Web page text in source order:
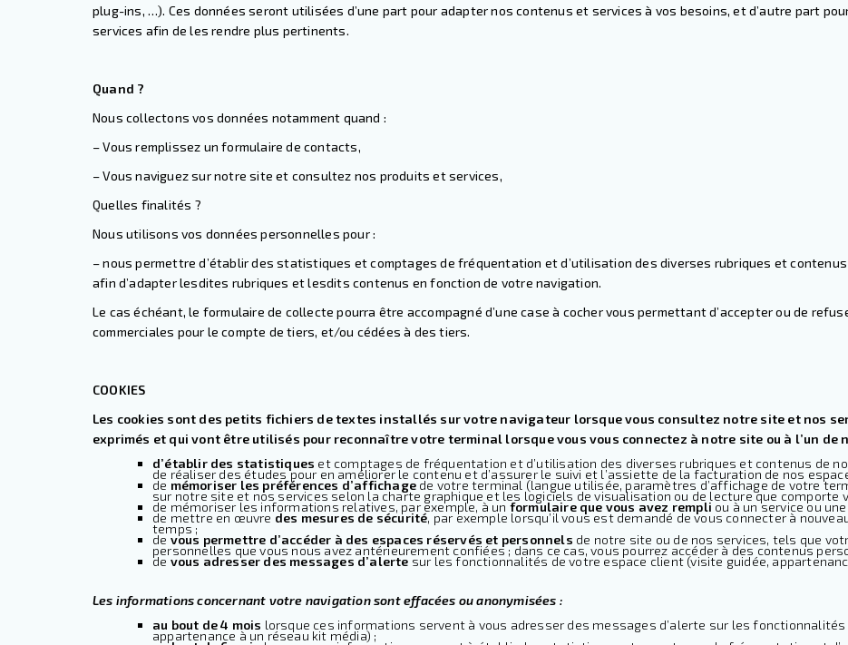
plug-ins, …). Ces données seront utilisées d’une part pour adapter nos contenus et services à vos besoins, et d’autre part
services afin de les rendre plus pertinents.
Quand ?
Nous collectons vos données notamment quand :
– Vous remplissez un formulaire de contacts,
– Vous naviguez sur notre site et consultez nos produits et services,
Quelles finalités ?
Nous utilisons vos données personnelles pour :
– nous permettre d’établir des statistiques et comptages de fréquentation et d’utilisation des diverses rubriques et
afin d’adapter lesdites rubriques et lesdits contenus en fonction de votre navigation.
Le cas échéant, le formulaire de collecte pourra être accompagné d’une case à cocher vous permettant d’accepter ou de
commerciales pour le compte de tiers, et/ou cédées à des tiers.
COOKIES
Les cookies sont des petits fichiers de textes installés sur votre navigateur lorsque vous consultez notre site et nos
exprimés et qui vont être utilisés pour reconnaître votre terminal lorsque vous vous connectez à notre site ou à l’un de
d’établir des statistiques et comptages de fréquentation et d’utilisation des diverses rubriques et contenus de
de réaliser des études pour en améliorer le contenu et d’assurer le suivi et l’assiette de la facturation de nos
de mémoriser les préférences d’affichage de votre terminal (langue utilisée, paramètres d’affichage de votre
sur notre site et nos services selon la charte graphique et les logiciels de visualisation ou de lecture que comporte
de mémoriser les informations relatives, par exemple, à un formulaire que vous avez rempli ou à un service ou
de mettre en œuvre des mesures de sécurité, par exemple lorsqu’il vous est demandé de vous connecter à
temps ;
de vous permettre d’accéder à des espaces réservés et personnels de notre site ou de nos services, tels que
personnelles que vous nous avez antérieurement confiées ; dans ce cas, vous pourrez accéder à des contenus
de vous adresser des messages d’alerte sur les fonctionnalités de votre espace client (visite guidée,
Les informations concernant votre navigation sont effacées ou anonymisées :
au bout de 4 mois lorsque ces informations servent à vous adresser des messages d’alerte sur les
appartenance à un réseau kit média) ;